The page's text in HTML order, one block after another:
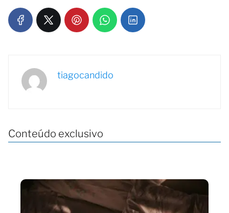
tiagocandido
Conteúdo exclusivo